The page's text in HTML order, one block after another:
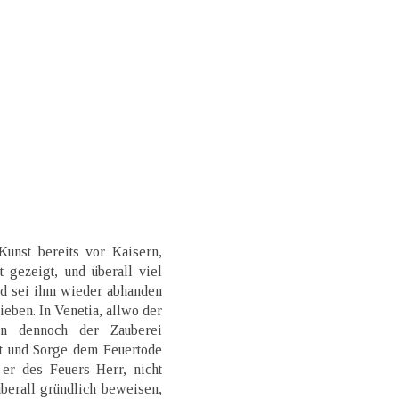
bereits vor Kaisern,
gezeigt, und überall viel
sei ihm wieder abhanden
In Venetia, allwo der
dennoch der Zauberei
Sorge dem Feuertode
des Feuers Herr, nicht
gründlich beweisen,